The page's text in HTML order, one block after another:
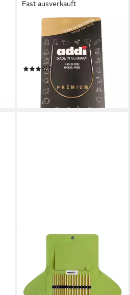
Fast ausverkauft
Rundstricknadeln
Rundstricknadel 2,00 mm 20
ab 9,49 €
lieferbar - in 9-11 Werktagen bei